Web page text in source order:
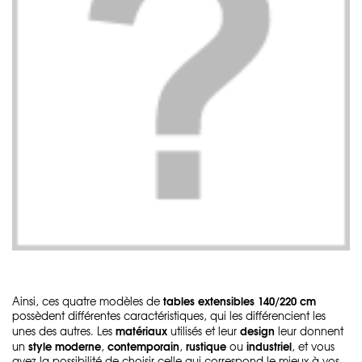
Ainsi, ces quatre modèles de tables extensibles 140/220 cm
possèdent différentes caractéristiques, qui les différencient les
unes des autres. Les matériaux utilisés et leur design leur donnent
un style moderne, contemporain, rustique ou industriel, et vous